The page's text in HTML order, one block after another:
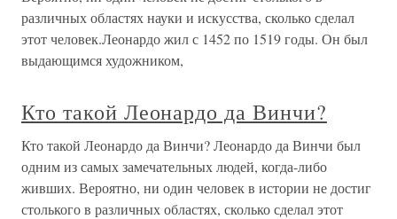
различных областях науки и искусства, сколько сделал
этот человек.Леонардо жил с 1452 по 1519 годы. Он был
выдающимся художником,
Кто такой Леонардо да Винчи?
Кто такой Леонардо да Винчи? Леонардо да Винчи был
одним из самых замечательных людей, когда-либо
живших. Вероятно, ни один человек в истории не достиг
столького в различных областях, сколько сделал этот